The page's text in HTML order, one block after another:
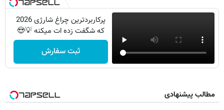
پرکاربردترین چراغ شارژی 2026
که شگفت زده ات میکنه 💡😍
ثبت سفارش
مطالب پیشنهادی